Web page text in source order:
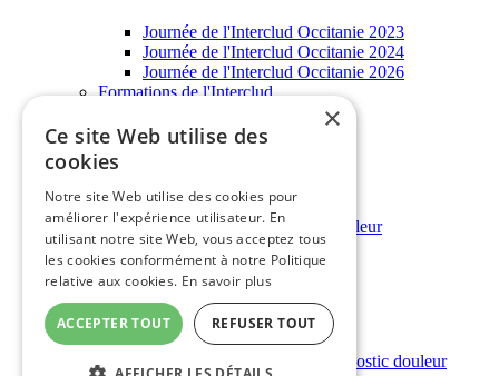
Journée de l'Interclud Occitanie 2023
Journée de l'Interclud Occitanie 2024
Journée de l'Interclud Occitanie 2026
Formations de l'Interclud
Informations grand public
Informations grand public
Annuaire régional des structures douleur
Rencontres grand public
Outils douleur
Outils douleur
Outils d'évaluation et d'aide au diagnostic douleur
×
Ce site Web utilise des
cookies
Notre site Web utilise des cookies pour
améliorer l'expérience utilisateur. En
utilisant notre site Web, vous acceptez tous
les cookies conformément à notre Politique
relative aux cookies. En savoir plus
ACCEPTER TOUT REFUSER TOUT